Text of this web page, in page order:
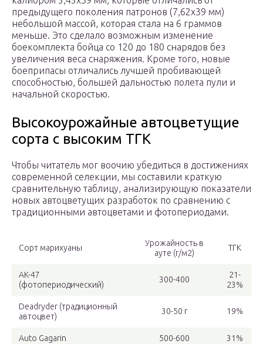
предыдущего поколения патронов (7,62х39 мм)
небольшой массой, которая стала на 6 граммов
меньше. Это сделало возможным изменение
боекомплекта бойца со 120 до 180 снарядов без
увеличения веса снаряжения. Кроме того, новые
боеприпасы отличались лучшей пробивающей
способностью, большей дальностью полета пули и
начальной скоростью.
Высокоурожайные автоцветущие
сорта с высоким ТГК
Чтобы читатель мог воочию убедиться в достижениях
современной селекции, мы составили краткую
сравнительную таблицу, анализирующую показатели
новых автоцветущих разработок по сравнению с
традиционными автоцветами и фотопериодами.
Сорт марихуаны
Урожайность в
ауте (г/м2)
ТГК
AK-47
(фотопериодический)
300-400
21-
23%
Deadryder (традиционный
автоцвет)
30-50 г 19%
Auto Gagarin 500-600 31%